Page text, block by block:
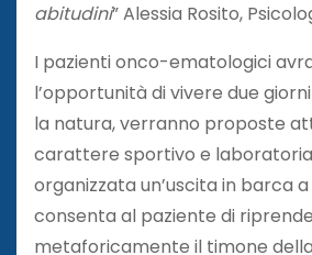
abitudini” Alessia Rosito,
I pazienti onco-ematologici
l’opportunità di vivere due
la natura, verranno proposte
carattere sportivo e
organizzata un’uscita in barca
consenta al paziente di
metaforicamente il timone